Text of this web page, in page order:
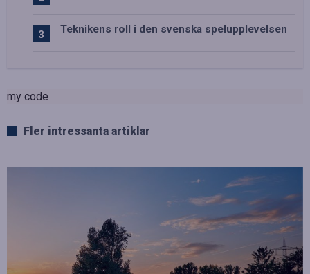
Teknikens roll i den svenska spelupplevelsen
my code
Fler intressanta artiklar